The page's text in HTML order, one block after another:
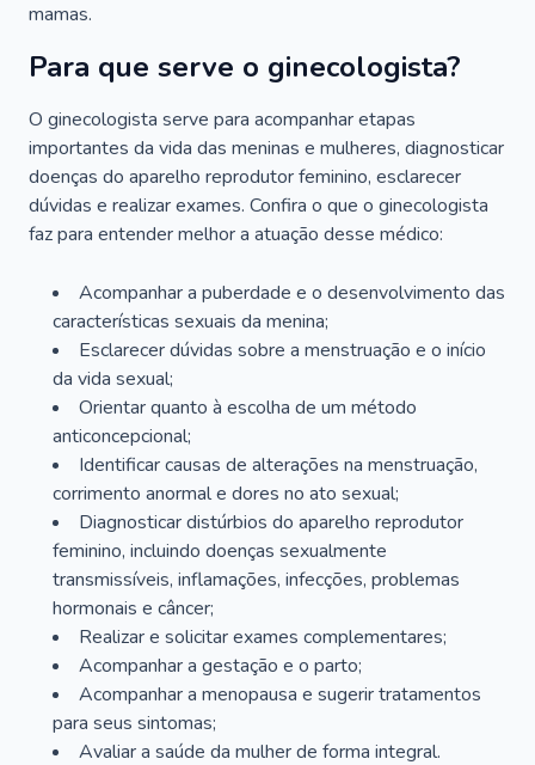
mamas.
Para que serve o ginecologista?
O ginecologista serve para acompanhar etapas
importantes da vida das meninas e mulheres, diagnosticar
doenças do aparelho reprodutor feminino, esclarecer
dúvidas e realizar exames. Confira o que o ginecologista
faz para entender melhor a atuação desse médico:
Acompanhar a puberdade e o desenvolvimento das
características sexuais da menina;
Esclarecer dúvidas sobre a menstruação e o início
da vida sexual;
Orientar quanto à escolha de um método
anticoncepcional;
Identificar causas de alterações na menstruação,
corrimento anormal e dores no ato sexual;
Diagnosticar distúrbios do aparelho reprodutor
feminino, incluindo doenças sexualmente
transmissíveis, inflamações, infecções, problemas
hormonais e câncer;
Realizar e solicitar exames complementares;
Acompanhar a gestação e o parto;
Acompanhar a menopausa e sugerir tratamentos
para seus sintomas;
Avaliar a saúde da mulher de forma integral.